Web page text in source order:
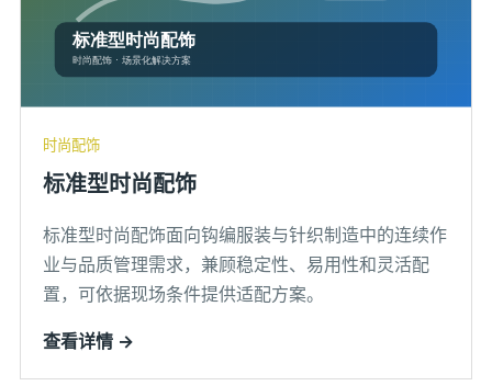
时尚配饰
标准型时尚配饰
标准型时尚配饰面向钩编服装与针织制造中的连续作
业与品质管理需求，兼顾稳定性、易用性和灵活配
置，可依据现场条件提供适配方案。
查看详情 →